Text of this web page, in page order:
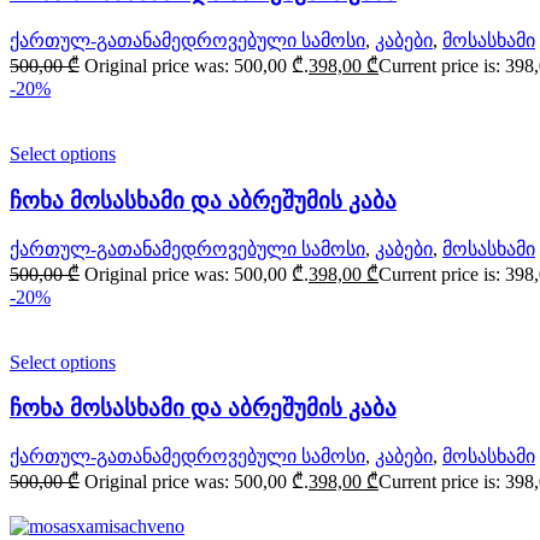
ქართულ-გათანამედროვებული სამოსი, კაბები, მოსასხამი
500,00₾ Original price was: 500,00 ₾.398,00 ₾Current price is:
-20%
Select options
ჩოხა მოსასხამი და აბრეშუმის კაბა
ქართულ-გათანამედროვებული სამოსი, კაბები, მოსასხამი
500,00₾ Original price was: 500,00 ₾.398,00 ₾Current price is:
-20%
Select options
ჩოხა მოსასხამი და აბრეშუმის კაბა
ქართულ-გათანამედროვებული სამოსი, კაბები, მოსასხამი
500,00₾ Original price was: 500,00 ₾.398,00 ₾Current price is: